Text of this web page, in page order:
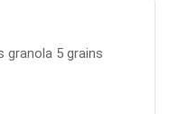
granola 5 grains